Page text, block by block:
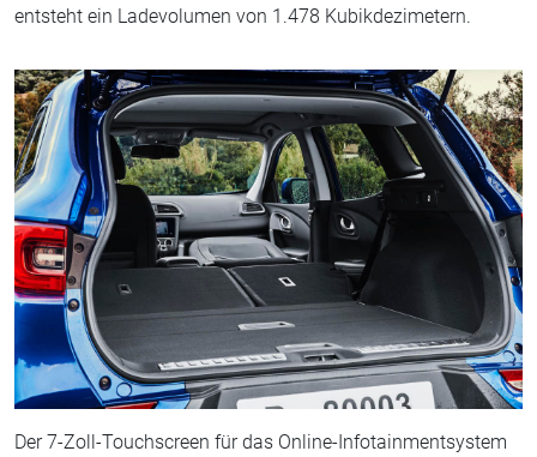
entsteht ein Ladevolumen von 1.478 Kubikdezimetern.
Der 7-Zoll-Touchscreen für das Online-Infotainmentsystem